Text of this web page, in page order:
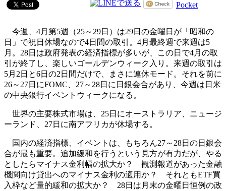
Pocket
今週、4月第5週（25～29日）は29日の金曜日が「昭和の
日」で祝日休場なので4日間の取引。4月最終週で来週は5
月。28日は政府発表の経済指標が多いが、この日で4月の取
引が終了し、楽しいゴールデンウィーク入り。来週の取引は
5月2日と6日の2日間だけで、まさに連休モード。それを前に
26～27日にFOMC、27～28日に日銀会合があり、今週は日米
の中央銀行イベントウィークになる。
世界の主要株式市場は、25日にオーストラリア、ニュージ
ーランド、27日に南アフリカが休場する。
国内の経済指標、イベントは、もちろん27～28日の日銀会
合が最も重要。追加緩和を行うという見方が有力だが、やる
としたらマイナス金利幅の拡大か？ 観測報道があった金融
機関向け貸出へのマイナス金利の適用か？ それともETF買
入枠など量的緩和の拡大か？ 28日は月末の金曜日恒例の政